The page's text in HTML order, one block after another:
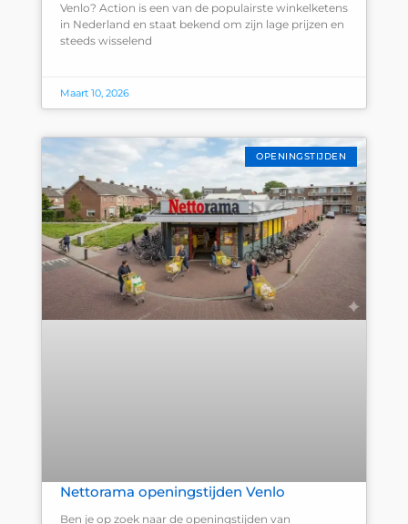
Venlo? Action is een van de populairste winkelketens
in Nederland en staat bekend om zijn lage prijzen en
steeds wisselend
Maart 10, 2026
OPENINGSTIJDEN
Nettorama openingstijden Venlo
Ben je op zoek naar de openingstijden van